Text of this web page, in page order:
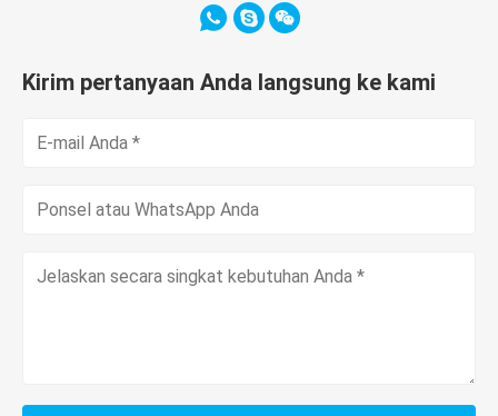
Kirim pertanyaan Anda langsung ke kami